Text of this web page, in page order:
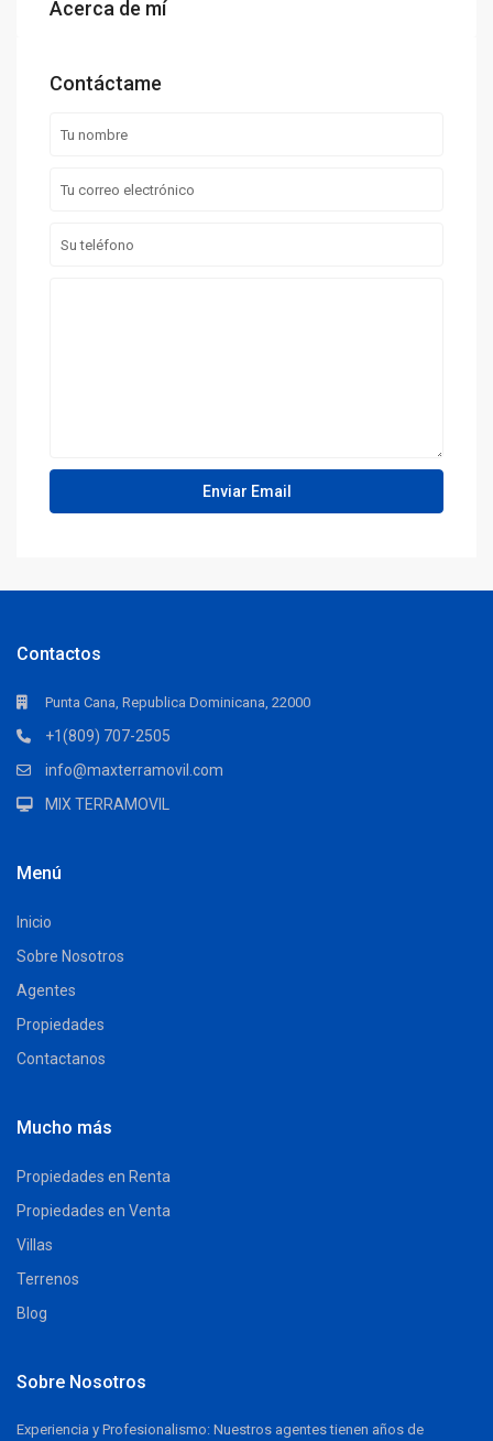
Acerca de mí
Contáctame
Contactos
Punta Cana, Republica Dominicana, 22000
+1(809) 707-2505
info@maxterramovil.com
MIX TERRAMOVIL
Menú
Inicio
Sobre Nosotros
Agentes
Propiedades
Contactanos
Mucho más
Propiedades en Renta
Propiedades en Venta
Villas
Terrenos
Blog
Sobre Nosotros
Experiencia y Profesionalismo: Nuestros agentes tienen años de